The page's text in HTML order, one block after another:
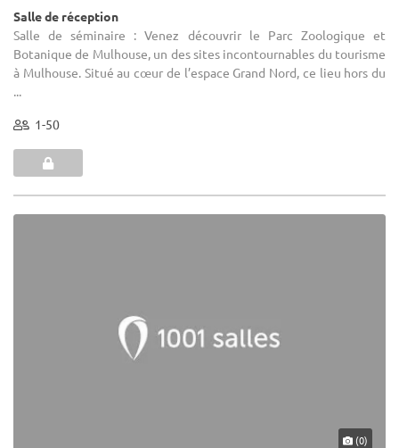
Salle de réception
Salle de séminaire : Venez découvrir le Parc Zoologique et
Botanique de Mulhouse, un des sites incontournables du tourisme
à Mulhouse. Situé au cœur de l’espace Grand Nord, ce lieu hors du
...
1-50
(0)